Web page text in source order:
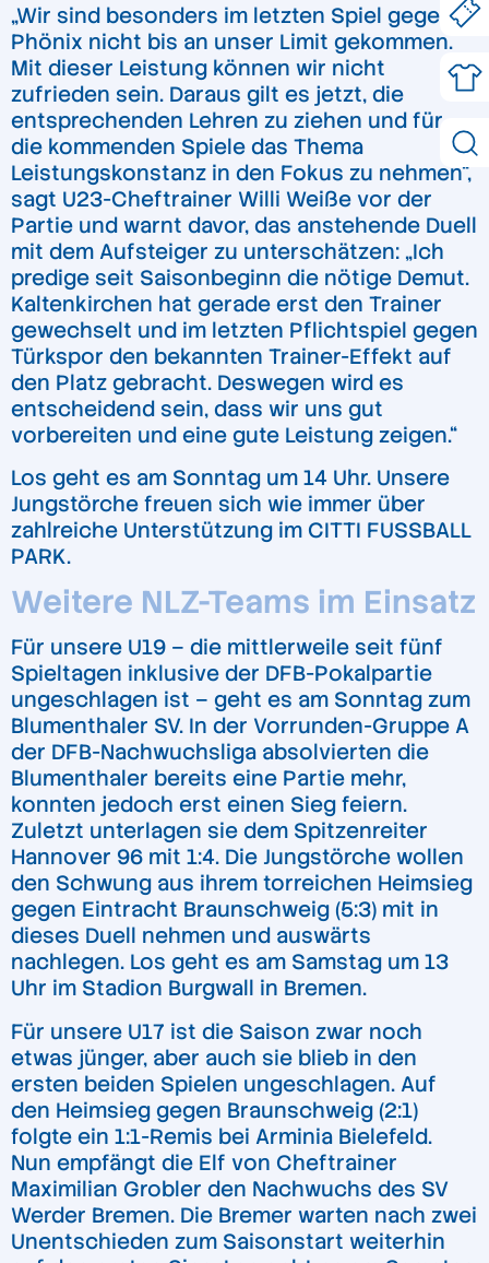
„Wir sind besonders im letzten Spiel gegen
Phönix nicht bis an unser Limit gekommen.
Mit dieser Leistung können wir nicht
zufrieden sein. Daraus gilt es jetzt, die
entsprechenden Lehren zu ziehen und für
die kommenden Spiele das Thema
Leistungskonstanz in den Fokus zu nehmen“,
sagt U23-Cheftrainer Willi Weiße vor der
Partie und warnt davor, das anstehende Duell
mit dem Aufsteiger zu unterschätzen: „Ich
predige seit Saisonbeginn die nötige Demut.
Kaltenkirchen hat gerade erst den Trainer
gewechselt und im letzten Pflichtspiel gegen
Türkspor den bekannten Trainer-Effekt auf
den Platz gebracht. Deswegen wird es
entscheidend sein, dass wir uns gut
vorbereiten und eine gute Leistung zeigen.“
Los geht es am Sonntag um 14 Uhr. Unsere
Jungstörche freuen sich wie immer über
zahlreiche Unterstützung im CITTI FUSSBALL
PARK.
Weitere NLZ-Teams im Einsatz
Für unsere U19 – die mittlerweile seit fünf
Spieltagen inklusive der DFB-Pokalpartie
ungeschlagen ist – geht es am Sonntag zum
Blumenthaler SV. In der Vorrunden-Gruppe A
der DFB-Nachwuchsliga absolvierten die
Blumenthaler bereits eine Partie mehr,
konnten jedoch erst einen Sieg feiern.
Zuletzt unterlagen sie dem Spitzenreiter
Hannover 96 mit 1:4. Die Jungstörche wollen
den Schwung aus ihrem torreichen Heimsieg
gegen Eintracht Braunschweig (5:3) mit in
dieses Duell nehmen und auswärts
nachlegen. Los geht es am Samstag um 13
Uhr im Stadion Burgwall in Bremen.
Für unsere U17 ist die Saison zwar noch
etwas jünger, aber auch sie blieb in den
ersten beiden Spielen ungeschlagen. Auf
den Heimsieg gegen Braunschweig (2:1)
folgte ein 1:1-Remis bei Arminia Bielefeld.
Nun empfängt die Elf von Cheftrainer
Maximilian Grobler den Nachwuchs des SV
Werder Bremen. Die Bremer warten nach zwei
Unentschieden zum Saisonstart weiterhin